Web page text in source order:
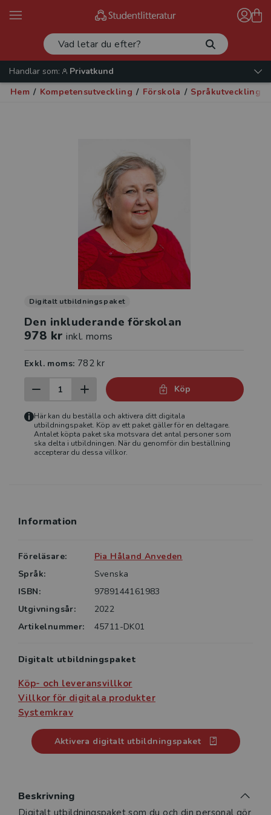
Handlar som:
Privatkund
Hem / Kompetensutveckling / Förskola / Språkutveckling
Digitalt utbildningspaket
Den inkluderande förskolan
978 kr inkl. moms
Exkl. moms: 782 kr
Köp
Här kan du beställa och aktivera ditt digitala
utbildningspaket. Köp av ett paket gäller för en deltagare.
Antalet köpta paket ska motsvara det antal personer som
ska delta i utbildningen. När du genomför din beställning
accepterar du dessa villkor.
Information
Föreläsare:
Pia Håland Anveden
Språk:
Svenska
ISBN:
9789144161983
Utgivningsår:
2022
Artikelnummer:
45711-DK01
Digitalt utbildningspaket
Köp- och leveransvillkor
Villkor för digitala produkter
Systemkrav
Aktivera digitalt utbildningspaket
Beskrivning
Digitalt utbildningspaket som du och din personal gör